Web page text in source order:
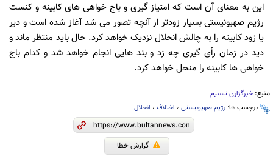
این به معنای آن است که امتیاز گیری و باج خواهی های کابینه و کنست
رژیم صهیونیستی بسیار زودتر از آنچه تصور می شد آغاز شده است و دیر
یا زود کابینه را به چالش انحلال نزدیک خواهد کرد. حال باید منتظر ماند و
دید در زمان رأی گیری چه زد و بند هایی انجام خواهد شد و کدام باج
خواهی ها کابینه را منحل خواهد کرد.
منبع: خبرگزاری تسنیم
برچسب ها: رژیم صهیونیستی ، اختلاف ، انحلال
گزارش خطا